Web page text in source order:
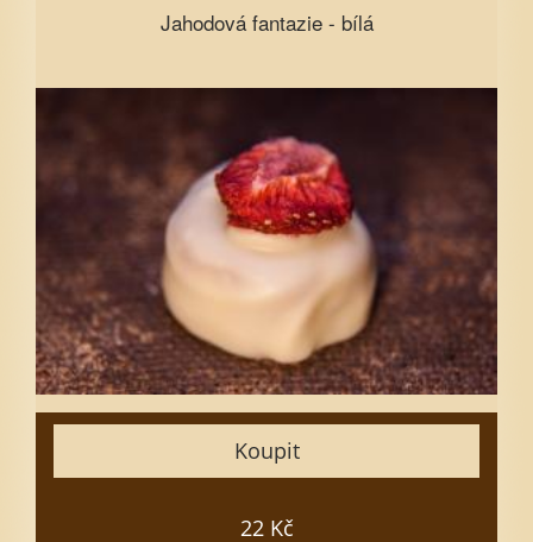
Jahodová fantazie - bílá
Koupit
22 Kč
Jahodová fantazie - bílá
Vyberte množství
1
25
30
35